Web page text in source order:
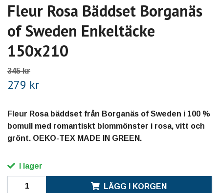
Fleur Rosa Bäddset Borganäs
of Sweden Enkeltäcke
150x210
345 kr
279 kr
Fleur Rosa bäddset från Borganäs of Sweden i 100 %
bomull med romantiskt blommönster i rosa, vitt och
grönt. OEKO-TEX MADE IN GREEN.
I lager
LÄGG I KORGEN